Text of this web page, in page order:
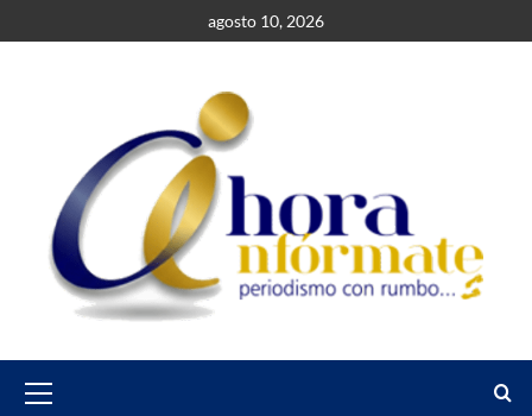
al
agosto 10, 2026
Menu